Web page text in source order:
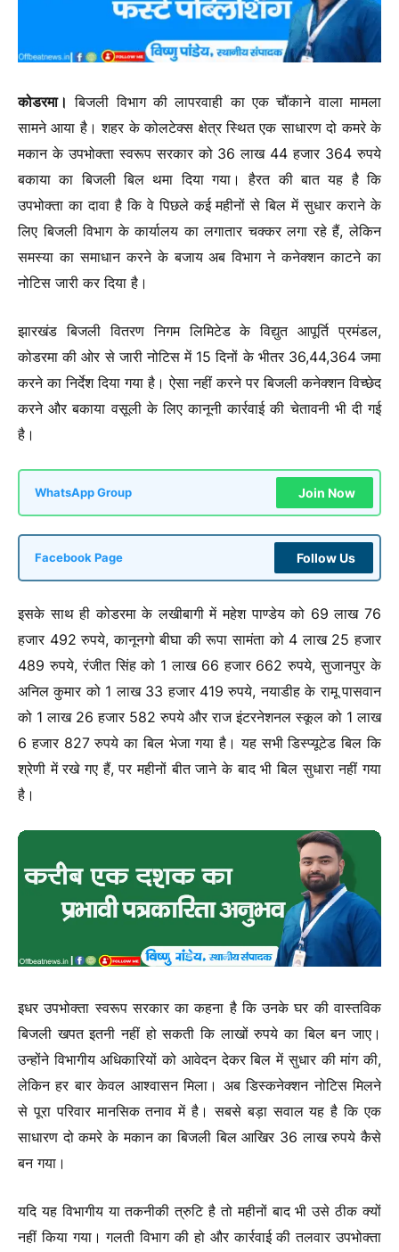
कोडरमा। बिजली विभाग की लापरवाही का एक चौंकाने वाला मामला
सामने आया है। शहर के कोलटेक्स क्षेत्र स्थित एक साधारण दो कमरे के
मकान के उपभोक्ता स्वरूप सरकार को 36 लाख 44 हजार 364 रुपये
बकाया का बिजली बिल थमा दिया गया। हैरत की बात यह है कि
उपभोक्ता का दावा है कि वे पिछले कई महीनों से बिल में सुधार कराने के
लिए बिजली विभाग के कार्यालय का लगातार चक्कर लगा रहे हैं, लेकिन
समस्या का समाधान करने के बजाय अब विभाग ने कनेक्शन काटने का
नोटिस जारी कर दिया है।
झारखंड बिजली वितरण निगम लिमिटेड के विद्युत आपूर्ति प्रमंडल,
कोडरमा की ओर से जारी नोटिस में 15 दिनों के भीतर 36,44,364 जमा
करने का निर्देश दिया गया है। ऐसा नहीं करने पर बिजली कनेक्शन विच्छेद
करने और बकाया वसूली के लिए कानूनी कार्रवाई की चेतावनी भी दी गई
है।
WhatsApp Group Join Now
Facebook Page Follow Us
इसके साथ ही कोडरमा के लखीबागी में महेश पाण्डेय को 69 लाख 76
हजार 492 रुपये, कानूनगो बीघा की रूपा सामंता को 4 लाख 25 हजार
489 रुपये, रंजीत सिंह को 1 लाख 66 हजार 662 रुपये, सुजानपुर के
अनिल कुमार को 1 लाख 33 हजार 419 रुपये, नयाडीह के रामू पासवान
को 1 लाख 26 हजार 582 रुपये और राज इंटरनेशनल स्कूल को 1 लाख
6 हजार 827 रुपये का बिल भेजा गया है। यह सभी डिस्प्यूटेड बिल कि
श्रेणी में रखे गए हैं, पर महीनों बीत जाने के बाद भी बिल सुधारा नहीं गया
है।
इधर उपभोक्ता स्वरूप सरकार का कहना है कि उनके घर की वास्तविक
बिजली खपत इतनी नहीं हो सकती कि लाखों रुपये का बिल बन जाए।
उन्होंने विभागीय अधिकारियों को आवेदन देकर बिल में सुधार की मांग की,
लेकिन हर बार केवल आश्वासन मिला। अब डिस्कनेक्शन नोटिस मिलने
से पूरा परिवार मानसिक तनाव में है। सबसे बड़ा सवाल यह है कि एक
साधारण दो कमरे के मकान का बिजली बिल आखिर 36 लाख रुपये कैसे
बन गया।
यदि यह विभागीय या तकनीकी त्रुटि है तो महीनों बाद भी उसे ठीक क्यों
नहीं किया गया। गलती विभाग की हो और कार्रवाई की तलवार उपभोक्ता